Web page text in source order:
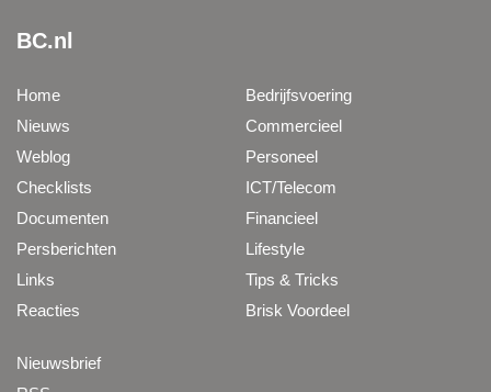
BC.nl
Home
Nieuws
Weblog
Checklists
Documenten
Persberichten
Links
Reacties
Bedrijfsvoering
Commercieel
Personeel
ICT/Telecom
Financieel
Lifestyle
Tips & Tricks
Brisk Voordeel
Nieuwsbrief